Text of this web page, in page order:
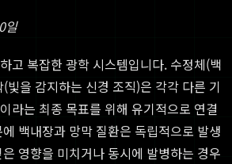
일
고 복잡한 광학 시스템입니다. 수정체(백
빛을 감지하는 신경 조직)은 각각 다른 기
라는 최종 목표를 위해 유기적으로 연결
백내장과 망막 질환은 독립적으로 발생
영향을 미치거나 동시에 발병하는 경우